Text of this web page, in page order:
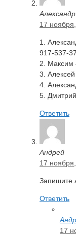
Александр
17
1.
917-537-
2. Максим
3.
4.
5.
Ответить
Андрей
17
Запишите
Ответить
17